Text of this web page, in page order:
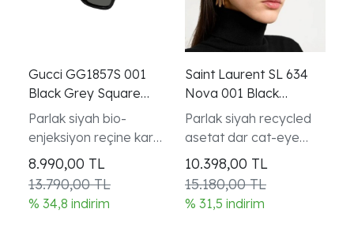
Gucci GG1857S 001
Black Grey Square
Gunes Gozlugu
Parlak siyah bio-
enjeksiyon reçine kare
tam kenarlı çerçeve
şakakta Web şerit ve
Gucci lettering logo
detayı
8.990,00 TL
13.790,00 TL
% 34,8 indirim
Saint Laurent SL 634
Nova 001 Black
Narrow Cat Eye Gunes
Gozlugu
Parlak siyah recycled
asetat dar cat-eye
tam kenarlı çerçeve
ikonik corner angle
detayı
10.398,00 TL
15.180,00 TL
% 31,5 indirim